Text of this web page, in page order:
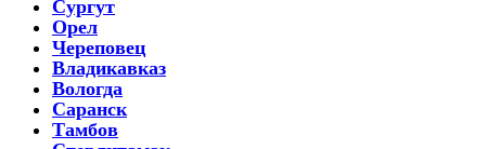
Сургут
Орел
Череповец
Владикавказ
Вологда
Саранск
Тамбов